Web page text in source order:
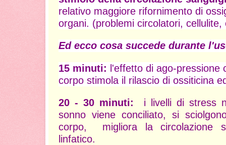
relativo maggiore rifornimento di
organi. (problemi circolatori,
Ed ecco cosa succede durante
15 minuti: l'effetto di ago-pressione
corpo stimola il rilascio di ossiticina
20 - 30 minuti:
i livelli di stress
sonno viene conciliato, si
corpo, migliora la circolazione
linfatico.